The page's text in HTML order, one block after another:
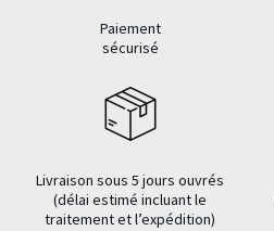
Paiement
sécurisé
Livraison sous 5 jours ouvrés
(délai estimé incluant le
traitement et l’expédition)